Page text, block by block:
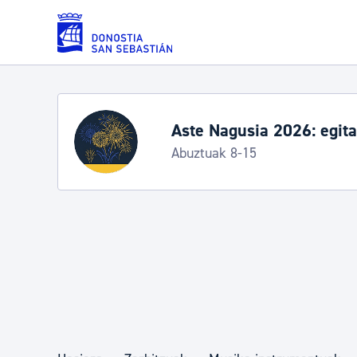
Eduki nagusira joan
Zerbitzuak
Errolda eta gai pertsonalak
Aste Nagusia 2026:
Abuztuak 8-15